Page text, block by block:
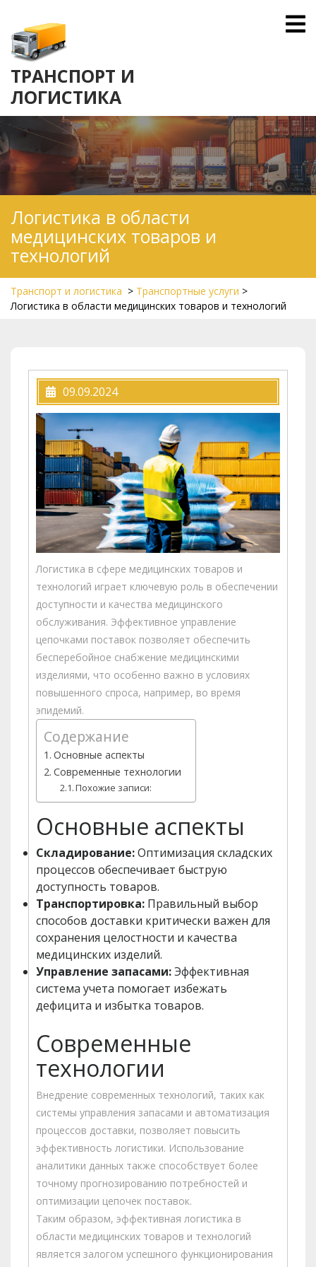
content
ТРАНСПОРТ И
ЛОГИСТИКА
Логистика в области
медицинских товаров и
технологий
Транспорт и логистика > Транспортные услуги >
Логистика в области медицинских товаров и технологий
09.09.2024
Логистика в сфере медицинских товаров и
технологий играет ключевую роль в обеспечении
доступности и качества медицинского
обслуживания. Эффективное управление
цепочками поставок позволяет обеспечить
бесперебойное снабжение медицинскими
изделиями, что особенно важно в условиях
повышенного спроса, например, во время
эпидемий.
Содержание
Основные аспекты
Современные технологии
Похожие записи:
Основные аспекты
Складирование:Оптимизация складских
процессов обеспечивает быструю
доступность товаров.
Транспортировка: Правильный выбор
способов доставки критически важен для
сохранения целостности и качества
медицинских изделий.
Управление запасами:Эффективная
система учета помогает избежать
дефицита и избытка товаров.
Современные
технологии
Внедрение современных технологий, таких как
системы управления запасами и автоматизация
процессов доставки, позволяет повысить
эффективность логистики. Использование
аналитики данных также способствует более
точному прогнозированию потребностей и
оптимизации цепочек поставок.
Таким образом, эффективная логистика в
области медицинских товаров и технологий
является залогом успешного функционирования